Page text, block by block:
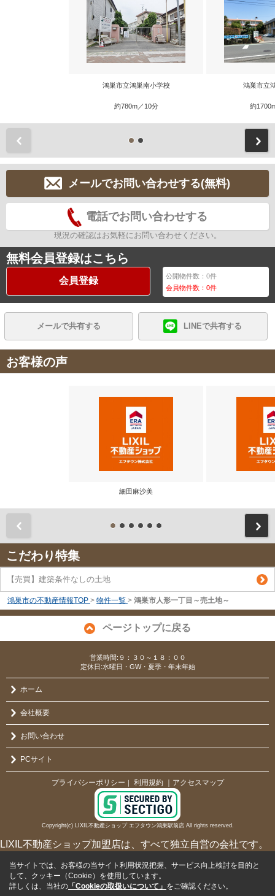
鴻巣市立鴻巣南小学校
約780m／10分
鴻巣市立
約
メールでお問い合わせする(無料)
電話でお問い合わせする
現況の確認はお気軽にお問い合わせください。
無料会員登録はこちら
会員登録 公開物件数：0件
会員物件数：0件
メールで共有する LINEで共有する
お客様の声
細田麻沙美
こだわり特集
【売買】建築条件なしの土地
鴻巣市の不動産情報TOP > 物件一覧 > 鴻巣市人形一丁目～売土地～
ページトップに戻る
営業時間:９：３０～１８：００
定休日:水曜日・GW・夏季・年末年始
ホーム
会社概要
お問い合わせ
PCサイト
プライバシーポリシー 利用規約 ｜アクセスマップ
Copyright(c) LIXIL不動産ショップ エフタウン鴻巣駅前店 All rights reserved.
LIXIL不動産ショップ加盟店は、すべて独立自営の会社です。
当サイトでは、お客様の当サイト利用状況把握、サービス向上検討を目的と
して、クッキー（Cookie）を使用しています。
詳しくは、当社の 「Cookieの取扱いについて」 をご確認ください。